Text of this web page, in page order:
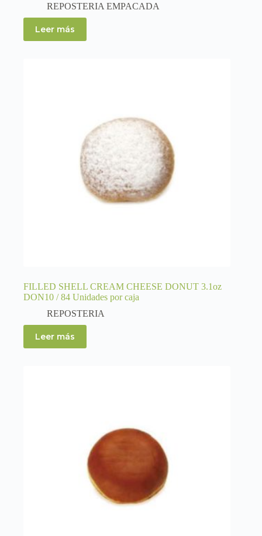
REPOSTERIA EMPACADA
Leer más
FILLED SHELL CREAM CHEESE DONUT 3.1oz
DON10 / 84 Unidades por caja
REPOSTERIA
Leer más